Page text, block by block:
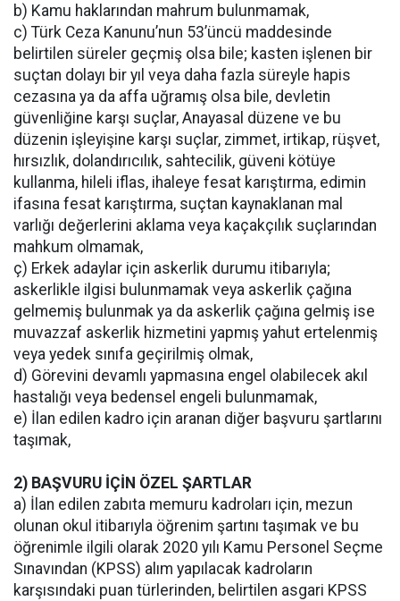
b) Kamu haklarından mahrum bulunmamak,
c) Türk Ceza Kanunu’nun 53’üncü maddesinde
belirtilen süreler geçmiş olsa bile; kasten işlenen bir
suçtan dolayı bir yıl veya daha fazla süreyle hapis
cezasına ya da affa uğramış olsa bile, devletin
güvenliğine karşı suçlar, Anayasal düzene ve bu
düzenin işleyişine karşı suçlar, zimmet, irtikap, rüşvet,
hırsızlık, dolandırıcılık, sahtecilik, güveni kötüye
kullanma, hileli iflas, ihaleye fesat karıştırma, edimin
ifasına fesat karıştırma, suçtan kaynaklanan mal
varlığı değerlerini aklama veya kaçakçılık suçlarından
mahkum olmamak,
ç) Erkek adaylar için askerlik durumu itibarıyla;
askerlikle ilgisi bulunmamak veya askerlik çağına
gelmemiş bulunmak ya da askerlik çağına gelmiş ise
muvazzaf askerlik hizmetini yapmış yahut ertelenmiş
veya yedek sınıfa geçirilmiş olmak,
d) Görevini devamlı yapmasına engel olabilecek akıl
hastalığı veya bedensel engeli bulunmamak,
e) İlan edilen kadro için aranan diğer başvuru şartlarını
taşımak,
2) BAŞVURU İÇİN ÖZEL ŞARTLAR
a) İlan edilen zabıta memuru kadroları için, mezun
olunan okul itibarıyla öğrenim şartını taşımak ve bu
öğrenimle ilgili olarak 2020 yılı Kamu Personel Seçme
Sınavından (KPSS) alım yapılacak kadroların
karşısındaki puan türlerinden, belirtilen asgari KPSS